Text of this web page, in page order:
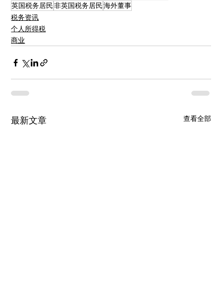
英国税务居民非英国税务居民海外董事
税务资讯
个人所得税
商业
最新文章 查看全部